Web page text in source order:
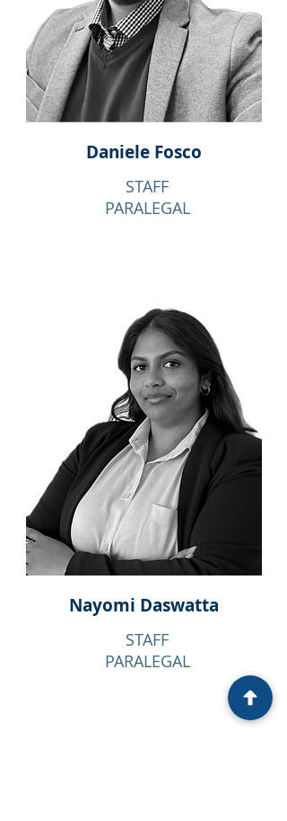
Daniele Fosco
STAFF
PARALEGAL
Nayomi Daswatta
STAFF
PARALEGAL